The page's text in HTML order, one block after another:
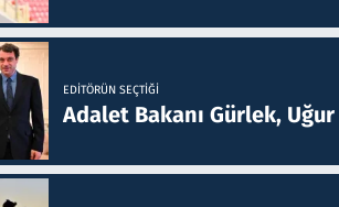
EDITÖRÜN SEÇTIĞI
Adalet Bakanı Gürlek,